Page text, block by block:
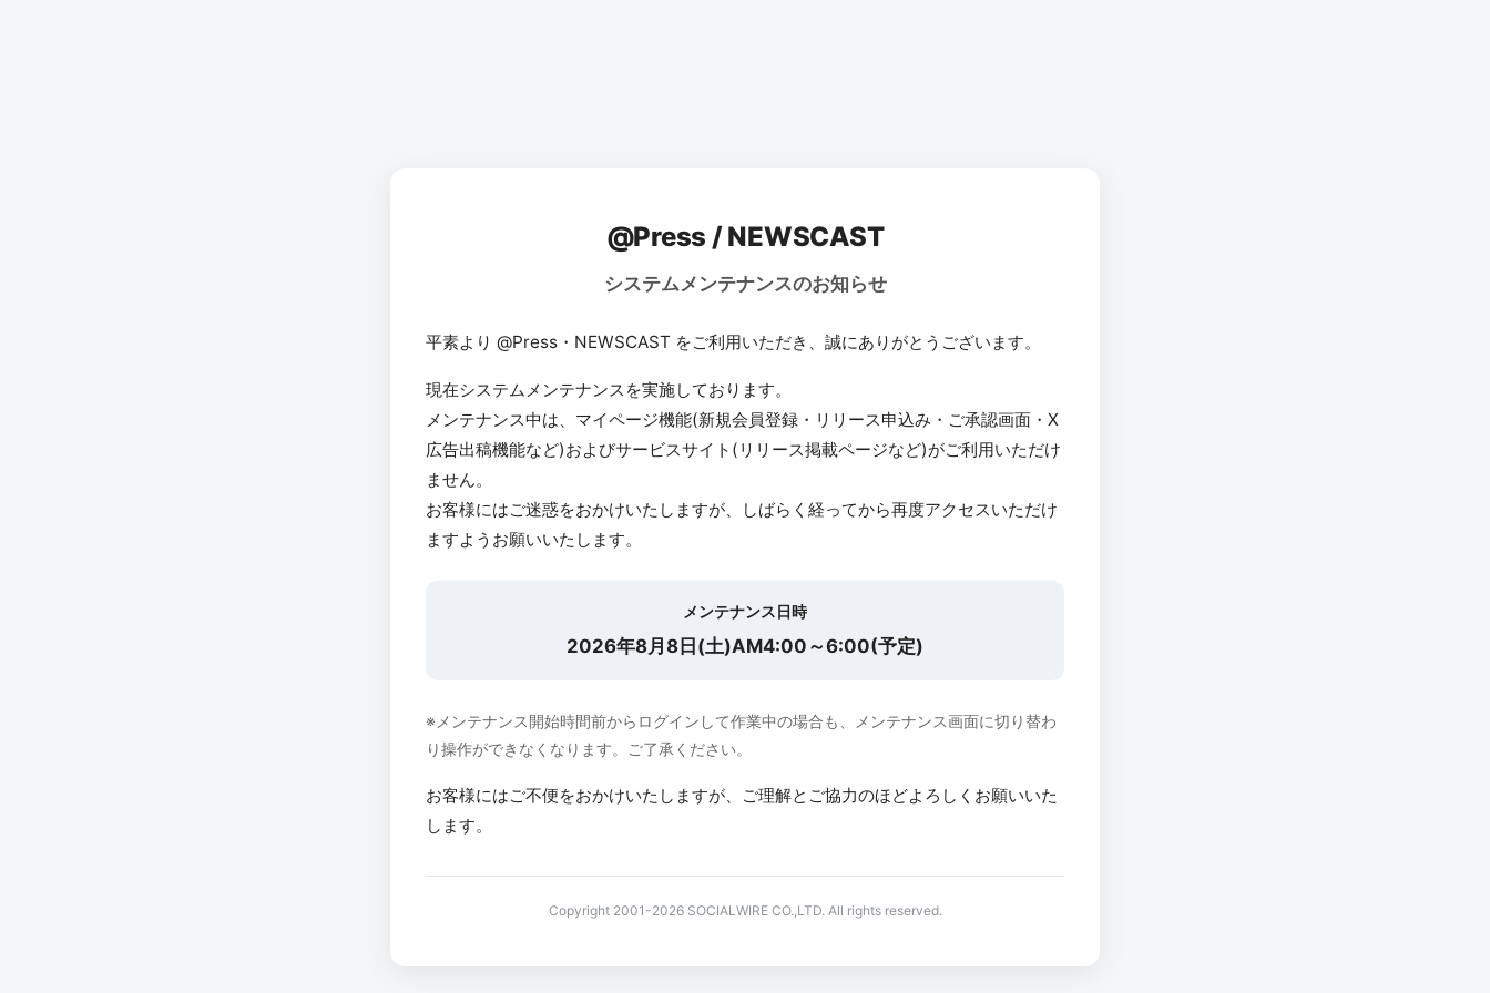
@Press / NEWSCAST
システムメンテナンスのお知らせ
平素より @Press・NEWSCAST をご利用いただき、誠にありがとうございます。
現在システムメンテナンスを実施しております。
メンテナンス中は、マイページ機能(新規会員登録・リリース申込み・ご承認画面・X
広告出稿機能など)およびサービスサイト(リリース掲載ページなど)がご利用いただけ
ません。
お客様にはご迷惑をおかけいたしますが、しばらく経ってから再度アクセスいただけ
ますようお願いいたします。
メンテナンス日時
2026年8月8日(土)AM4:00～6:00(予定)
※メンテナンス開始時間前からログインして作業中の場合も、メンテナンス画面に切り替わ
り操作ができなくなります。ご了承ください。
お客様にはご不便をおかけいたしますが、ご理解とご協力のほどよろしくお願いいた
します。
Copyright 2001-2026 SOCIALWIRE CO.,LTD. All rights reserved.